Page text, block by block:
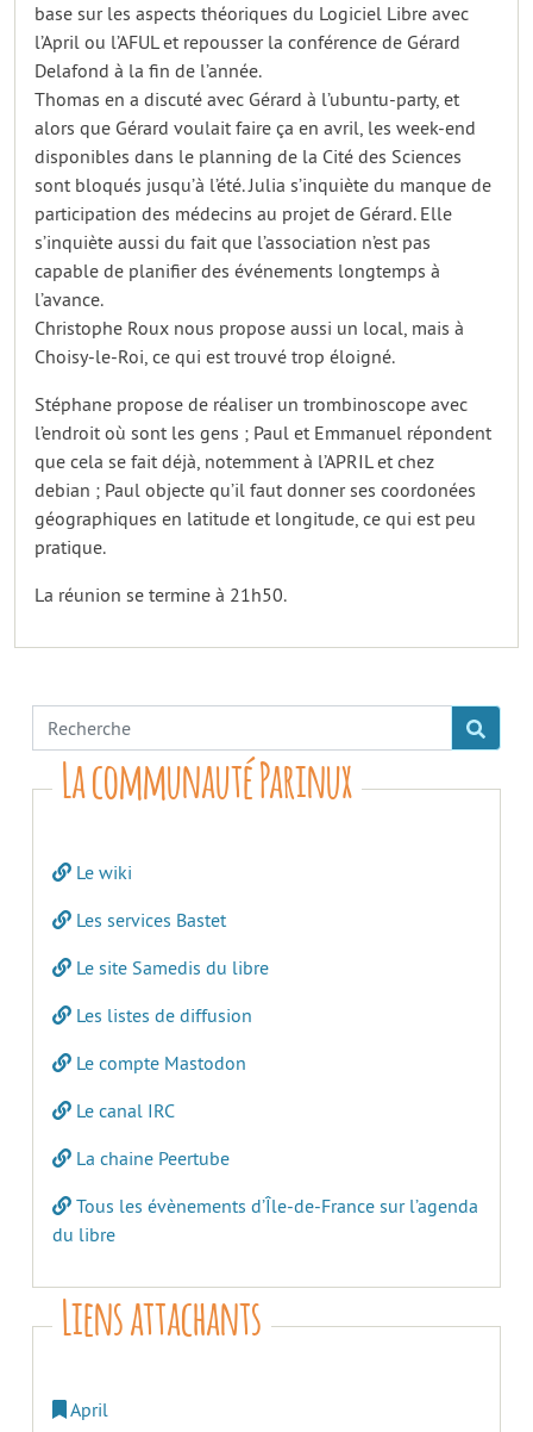
base sur les aspects théoriques du Logiciel Libre avec
l’April ou l’AFUL et repousser la conférence de Gérard
Delafond à la fin de l’année.
Thomas en a discuté avec Gérard à l’ubuntu-party, et
alors que Gérard voulait faire ça en avril, les week-end
disponibles dans le planning de la Cité des Sciences
sont bloqués jusqu’à l’été. Julia s’inquiète du manque de
participation des médecins au projet de Gérard. Elle
s’inquiète aussi du fait que l’association n’est pas
capable de planifier des événements longtemps à
l’avance.
Christophe Roux nous propose aussi un local, mais à
Choisy-le-Roi, ce qui est trouvé trop éloigné.
Stéphane propose de réaliser un trombinoscope avec
l’endroit où sont les gens ; Paul et Emmanuel répondent
que cela se fait déjà, notemment à l’APRIL et chez
debian ; Paul objecte qu’il faut donner ses coordonées
géographiques en latitude et longitude, ce qui est peu
pratique.
La réunion se termine à 21h50.
La communauté Parinux
Le wiki
Les services Bastet
Le site Samedis du libre
Les listes de diffusion
Le compte Mastodon
Le canal IRC
La chaine Peertube
Tous les évènements d’Île-de-France sur l’agenda
du libre
Liens attachants
April